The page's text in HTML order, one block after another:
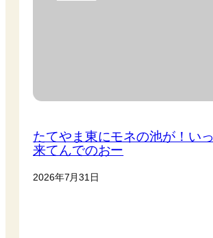
たてやま東にモネの池が！い
来てんでのおー
2026年7月31日